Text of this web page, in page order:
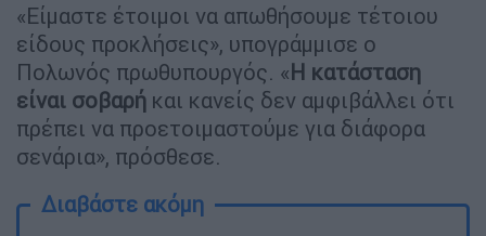
«Είμαστε έτοιμοι να απωθήσουμε τέτοιου
είδους προκλήσεις», υπογράμμισε ο
Πολωνός πρωθυπουργός. «Η κατάσταση
είναι σοβαρή και κανείς δεν αμφιβάλλει ότι
πρέπει να προετοιμαστούμε για διάφορα
σενάρια», πρόσθεσε.
Διαβάστε ακόμη